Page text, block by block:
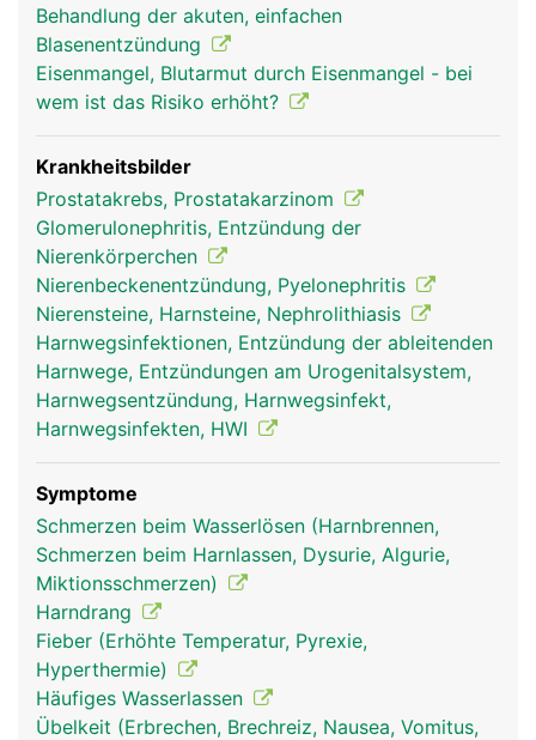
Behandlung der akuten, einfachen
Blasenentzündung
Eisenmangel, Blutarmut durch Eisenmangel - bei
wem ist das Risiko erhöht?
Krankheitsbilder
Prostatakrebs, Prostatakarzinom
Glomerulonephritis, Entzündung der
Nierenkörperchen
Nierenbeckenentzündung, Pyelonephritis
Nierensteine, Harnsteine, Nephrolithiasis
Harnwegsinfektionen, Entzündung der ableitenden
Harnwege, Entzündungen am Urogenitalsystem,
Harnwegsentzündung, Harnwegsinfekt,
Harnwegsinfekten, HWI
Symptome
Schmerzen beim Wasserlösen (Harnbrennen,
Schmerzen beim Harnlassen, Dysurie, Algurie,
Miktionsschmerzen)
Harndrang
Fieber (Erhöhte Temperatur, Pyrexie,
Hyperthermie)
Häufiges Wasserlassen
Übelkeit (Erbrechen, Brechreiz, Nausea, Vomitus,